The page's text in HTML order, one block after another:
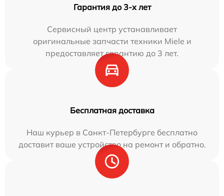
Гарантия до 3-х лет
Сервисный центр устанавливает
оригинальные запчасти техники Miele и
предоставляет гарантию до 3 лет.
Бесплатная доставка
Наш курьер в Санкт-Петербурге бесплатно
доставит ваше устройство на ремонт и обратно.